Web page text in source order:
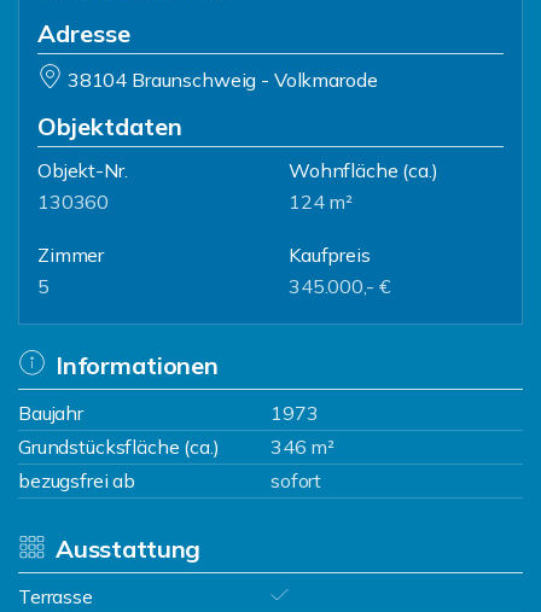
Adresse
38104 Braunschweig - Volkmarode
Objektdaten
Objekt-Nr.
130360
Wohnfläche (ca.)
124 m²
Zimmer
5
Kaufpreis
345.000,- €
Informationen
Baujahr
1973
Grundstücksfläche (ca.)
346 m²
bezugsfrei ab
sofort
Ausstattung
Terrasse